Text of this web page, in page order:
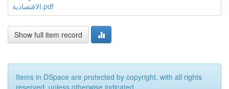
الاقتصادية.pdf
Show full item record
Items in DSpace are protected by copyright, with all rights
reserved, unless otherwise indicated.